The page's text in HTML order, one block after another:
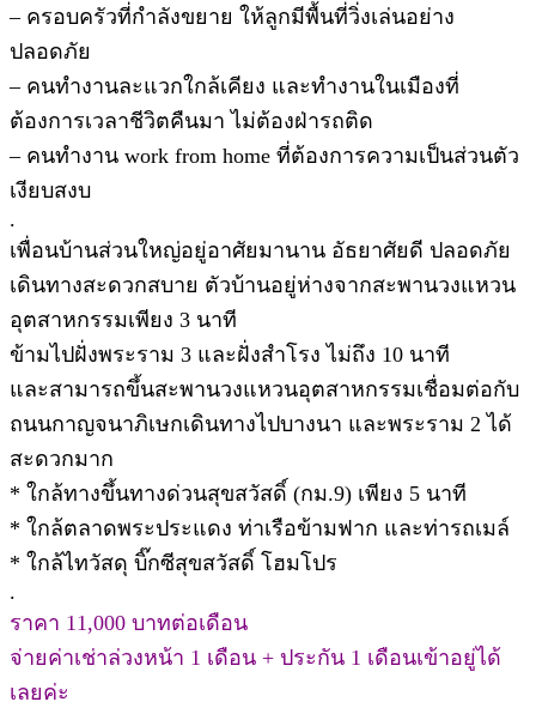
– ครอบครัวที่กำลังขยาย ให้ลูกมีพื้นที่วิ่งเล่นอย่าง
ปลอดภัย
– คนทำงานละแวกใกล้เคียง และทำงานในเมืองที่
ต้องการเวลาชีวิตคืนมา ไม่ต้องฝ่ารถติด
– คนทำงาน work from home ที่ต้องการความเป็นส่วนตัว
เงียบสงบ
.
เพื่อนบ้านส่วนใหญ่อยู่อาศัยมานาน อัธยาศัยดี ปลอดภัย
เดินทางสะดวกสบาย ตัวบ้านอยู่ห่างจากสะพานวงแหวน
อุตสาหกรรมเพียง 3 นาที
ข้ามไปฝั่งพระราม 3 และฝั่งสำโรง ไม่ถึง 10 นาที
และสามารถขึ้นสะพานวงแหวนอุตสาหกรรมเชื่อมต่อกับ
ถนนกาญจนาภิเษกเดินทางไปบางนา และพระราม 2 ได้
สะดวกมาก
* ใกล้ทางขึ้นทางด่วนสุขสวัสดิ์ (กม.9) เพียง 5 นาที
* ใกล้ตลาดพระประแดง ท่าเรือข้ามฟาก และท่ารถเมล์
* ใกล้ไทวัสดุ บิ๊กซีสุขสวัสดิ์ โฮมโปร
.
ราคา 11,000 บาทต่อเดือน
จ่ายค่าเช่าล่วงหน้า 1 เดือน + ประกัน 1 เดือนเข้าอยู่ได้
เลยค่ะ